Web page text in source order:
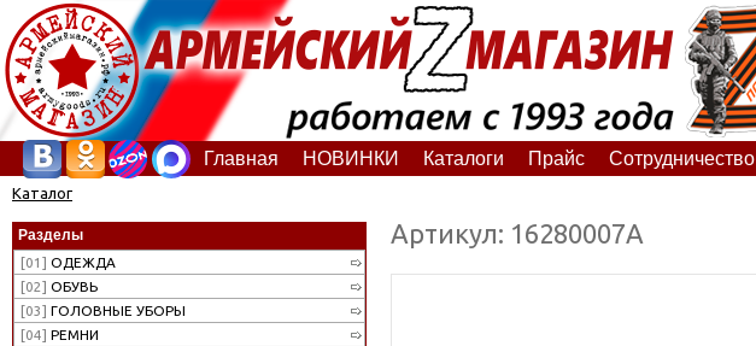
Главная НОВИНКИ Каталоги Прайс Сотрудничество
Каталог
Разделы
[01] ОДЕЖДА
[02] ОБУВЬ
[03] ГОЛОВНЫЕ УБОРЫ
[04] РЕМНИ
Артикул: 16280007А